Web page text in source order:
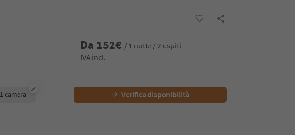
Da 152€ / 1 notte / 2 ospiti
IVA incl.
1 camera Verifica disponibilità